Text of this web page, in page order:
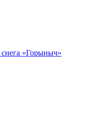
снега «Горыныч»